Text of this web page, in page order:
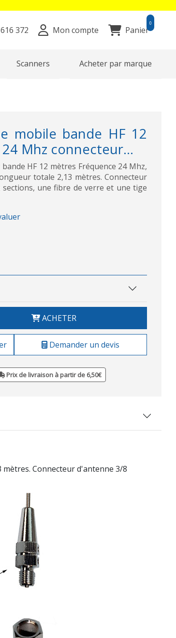
372 Mon compte Panier
0
Scanners Acheter par marque
mobile bande HF 12
Mhz connecteur...
HF 12 mètres Fréquence 24 Mhz,
totale 2,13 mètres. Connecteur
une fibre de verre et une tige
ACHETER
Demander un devis
Prix de livraison à partir de 6,50€
mètres. Connecteur d'antenne 3/8